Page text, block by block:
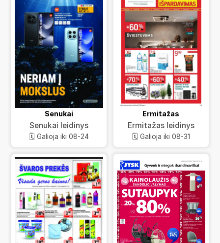
Senukai
Senukai leidinys
🗓️ Galioja iki 08-24
Ermitažas
Ermitažas leidinys
🗓️ Galioja iki 08-31